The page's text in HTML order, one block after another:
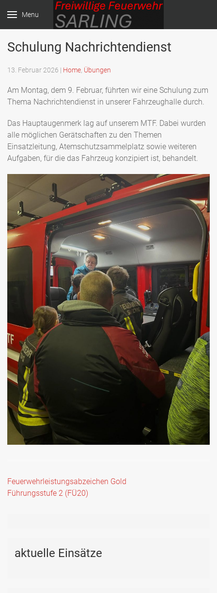
Menu
Freiwillige Feuerwehr
Sarling
Schulung Nachrichtendienst
13. Februar 2026 | Home Übungen
Am Montag, dem 9. Februar, führten wir eine Schulung zum
Thema Nachrichtendienst in unserer Fahrzeughalle durch.
Das Hauptaugenmerk lag auf unserem MTF. Dabei wurden
alle möglichen Gerätschaften zu den Themen
Einsatzleitung, Atemschutzsammelplatz sowie weiteren
Aufgaben, für die das Fahrzeug konzipiert ist, behandelt.
Beitragsnavigation
Feuerwehrleistungsabzeichen Gold
Führungsstufe 2 (FÜ20)
aktuelle Einsätze